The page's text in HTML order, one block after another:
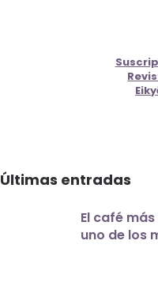
Últimas entradas
El café
uno de los